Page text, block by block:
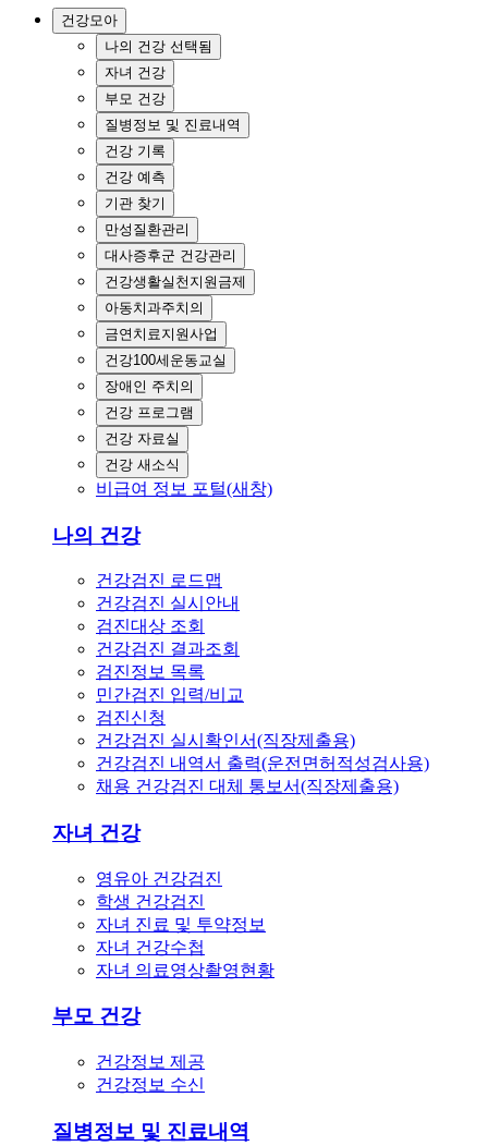
건강모아
나의 건강 선택됨
자녀 건강
부모 건강
질병정보 및 진료내역
건강 기록
건강 예측
기관 찾기
만성질환관리
대사증후군 건강관리
건강생활실천지원금제
아동치과주치의
금연치료지원사업
건강100세운동교실
장애인 주치의
건강 프로그램
건강 자료실
건강 새소식
비급여 정보 포털(새창)
나의 건강
건강검진 로드맵
건강검진 실시안내
검진대상 조회
건강검진 결과조회
검진정보 목록
민간검진 입력/비교
검진신청
건강검진 실시확인서(직장제출용)
건강검진 내역서 출력(운전면허적성검사용)
채용 건강검진 대체 통보서(직장제출용)
자녀 건강
영유아 건강검진
학생 건강검진
자녀 진료 및 투약정보
자녀 건강수첩
자녀 의료영상촬영현황
부모 건강
건강정보 제공
건강정보 수신
질병정보 및 진료내역